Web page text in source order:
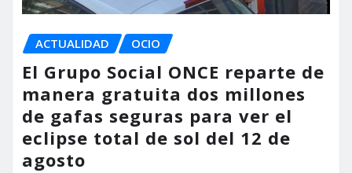
ACTUALIDAD OCIO
El Grupo Social ONCE reparte de
manera gratuita dos millones
de gafas seguras para ver el
eclipse total de sol del 12 de
agosto